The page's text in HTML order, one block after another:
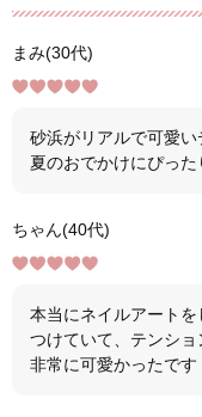
まみ(30代)
砂浜がリアルで可愛い
夏のおでかけにぴった
ちゃん(40代)
本当にネイルアート
つけていて、テンシ
非常に可愛かったです